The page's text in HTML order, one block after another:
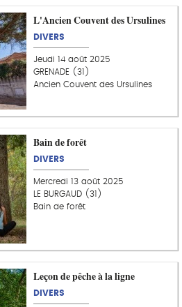
L'Ancien Couvent des Ursulines
DIVERS
Jeudi 14 août 2025
GRENADE (31)
Ancien Couvent des Ursulines
Bain de forêt
DIVERS
Mercredi 13 août 2025
LE BURGAUD (31)
Bain de forêt
Leçon de pêche à la ligne
DIVERS